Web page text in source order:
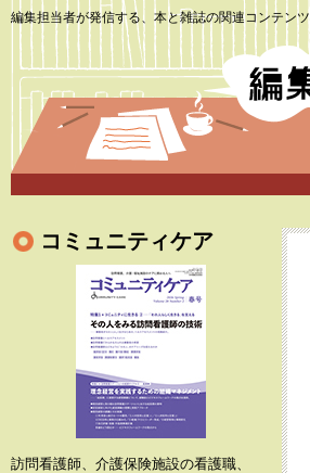
編集担当者が発信する、本と雑誌の関連コンテンツ
コミュニティケア
訪問看護師、介護保険施設の看護職、